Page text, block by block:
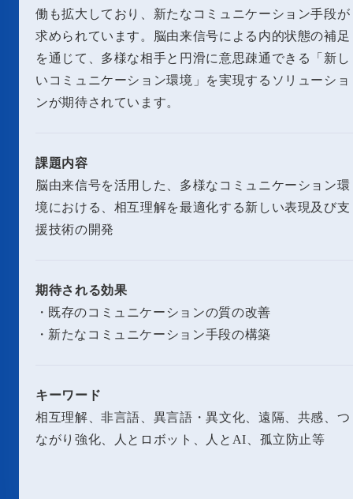
働も拡大しており、新たなコミュニケーション手段が
求められています。脳由来信号による内的状態の補足
を通じて、多様な相手と円滑に意思疎通できる「新し
いコミュニケーション環境」を実現するソリューショ
ンが期待されています。
課題内容
脳由来信号を活用した、多様なコミュニケーション環
境における、相互理解を最適化する新しい表現及び支
援技術の開発
期待される効果
既存のコミュニケーションの質の改善
新たなコミュニケーション手段の構築
キーワード
相互理解、非言語、異言語・異文化、遠隔、共感、つ
ながり強化、人とロボット、人とAI、孤立防止等